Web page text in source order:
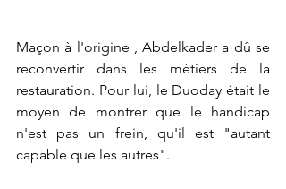
Maçon à l'origine , Abdelkader a dû se
reconvertir dans les métiers de la
restauration. Pour lui, le Duoday était le
moyen de montrer que le handicap
n'est pas un frein, qu'il est "autant
capable que les autres".